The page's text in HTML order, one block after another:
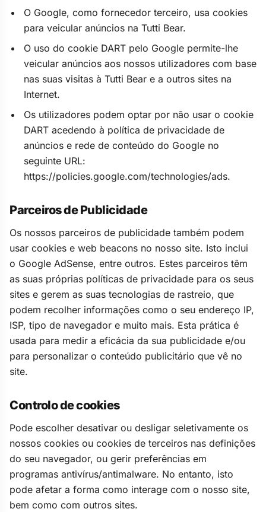
O Google, como fornecedor terceiro, usa cookies
para veicular anúncios na Tutti Bear.
O uso do cookie DART pelo Google permite-lhe
veicular anúncios aos nossos utilizadores com base
nas suas visitas à Tutti Bear e a outros sites na
Internet.
Os utilizadores podem optar por não usar o cookie
DART acedendo à política de privacidade de
anúncios e rede de conteúdo do Google no
seguinte URL:
https://policies.google.com/technologies/ads.
Parceiros de Publicidade
Os nossos parceiros de publicidade também podem
usar cookies e web beacons no nosso site. Isto inclui
o Google AdSense, entre outros. Estes parceiros têm
as suas próprias políticas de privacidade para os seus
sites e gerem as suas tecnologias de rastreio, que
podem recolher informações como o seu endereço IP,
ISP, tipo de navegador e muito mais. Esta prática é
usada para medir a eficácia da sua publicidade e/ou
para personalizar o conteúdo publicitário que vê no
site.
Controlo de cookies
Pode escolher desativar ou desligar seletivamente os
nossos cookies ou cookies de terceiros nas definições
do seu navegador, ou gerir preferências em
programas antivírus/antimalware. No entanto, isto
pode afetar a forma como interage com o nosso site,
bem como com outros sites.